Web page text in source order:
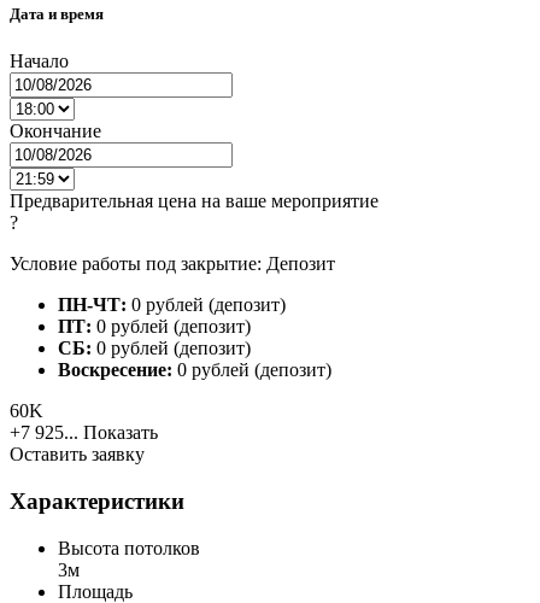
Дата и время
Начало
Окончание
Предварительная цена на ваше мероприятие
?
Условие работы под закрытие: Депозит
ПН-ЧТ: 0 рублей (депозит)
ПТ: 0 рублей (депозит)
СБ: 0 рублей (депозит)
Воскресение: 0 рублей (депозит)
60K
+7 925... Показать
Оставить заявку
Характеристики
Высота потолков
3м
Площадь